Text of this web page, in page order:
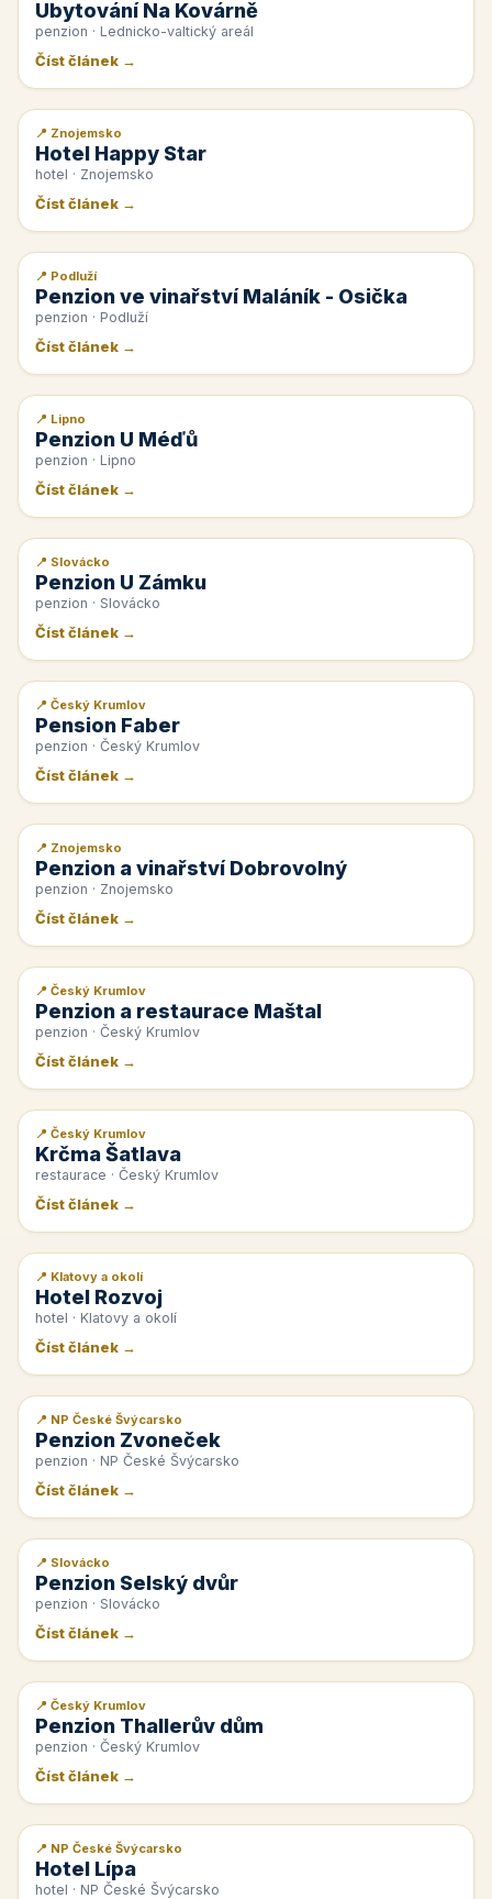
Ubytování Na Kovárně
penzion · Lednicko-valtický areál
Číst článek →
📰 PR článek
📍 Znojemsko
Hotel Happy Star
hotel · Znojemsko
Číst článek →
📰 PR článek
📍 Podluží
Penzion ve vinařství Maláník - Osička
penzion · Podluží
Číst článek →
📰 PR článek
📍 Lipno
Penzion U Méďů
penzion · Lipno
Číst článek →
📰 PR článek
📍 Slovácko
Penzion U Zámku
penzion · Slovácko
Číst článek →
📰 PR článek
📍 Český Krumlov
Pension Faber
penzion · Český Krumlov
Číst článek →
📰 PR článek
📍 Znojemsko
Penzion a vinařství Dobrovolný
penzion · Znojemsko
Číst článek →
📰 PR článek
📍 Český Krumlov
Penzion a restaurace Maštal
penzion · Český Krumlov
Číst článek →
📰 PR článek
📍 Český Krumlov
Krčma Šatlava
restaurace · Český Krumlov
Číst článek →
📰 PR článek
📍 Klatovy a okolí
Hotel Rozvoj
hotel · Klatovy a okolí
Číst článek →
📰 PR článek
📍 NP České Švýcarsko
Penzion Zvoneček
penzion · NP České Švýcarsko
Číst článek →
📰 PR článek
📍 Slovácko
Penzion Selský dvůr
penzion · Slovácko
Číst článek →
📰 PR článek
📍 Český Krumlov
Penzion Thallerův dům
penzion · Český Krumlov
Číst článek →
📰 PR článek
📍 NP České Švýcarsko
Hotel Lípa
hotel · NP České Švýcarsko